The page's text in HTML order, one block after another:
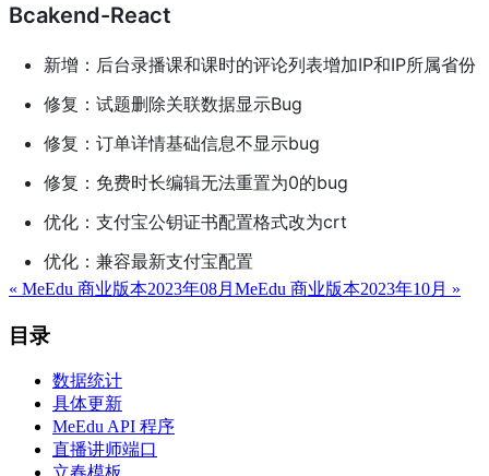
Bcakend-React
新增：后台录播课和课时的评论列表增加IP和IP所属省份
修复：试题删除关联数据显示Bug
修复：订单详情基础信息不显示bug
修复：免费时长编辑无法重置为0的bug
优化：支付宝公钥证书配置格式改为crt
优化：兼容最新支付宝配置
« MeEdu 商业版本2023年08月 MeEdu 商业版本2023年10月 »
目录
数据统计
具体更新
MeEdu API 程序
直播讲师端口